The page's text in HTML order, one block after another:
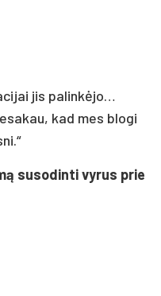
jis palinkėjo…
kad mes blogi
susodinti vyrus prie